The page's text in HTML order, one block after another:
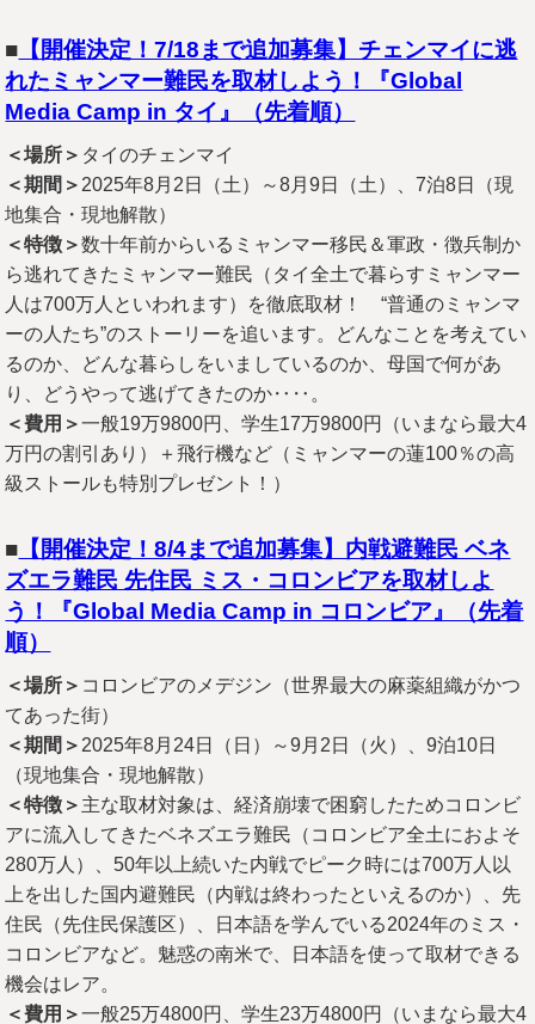
■ 【開催決定！7/18まで追加募集】チェンマイに逃
れたミャンマー難民を取材しよう！『Global
Media Camp in タイ』（先着順）
＜場所＞ タイのチェンマイ
＜期間＞ 2025年8月2日（土）～8月9日（土）、7泊8日（現
地集合・現地解散）
＜特徴＞数十年前からいるミャンマー移民＆軍政・徴兵制か
ら逃れてきたミャンマー難民（タイ全土で暮らすミャンマー
人は700万人といわれます）を徹底取材！ “普通のミャンマ
ーの人たち”のストーリーを追います。どんなことを考えてい
るのか、どんな暮らしをいましているのか、母国で何があ
り、どうやって逃げてきたのか‥‥。
＜費用＞一般19万9800円、学生17万9800円（いまなら最大4
万円の割引あり）＋飛行機など（ミャンマーの蓮100％の高
級ストールも特別プレゼント！）
■ 【開催決定！8/4まで追加募集】内戦避難民 ベネ
ズエラ難民 先住民 ミス・コロンビアを取材しよ
う！『Global Media Camp in コロンビア』（先着
順）
＜場所＞ コロンビアのメデジン（世界最大の麻薬組織がかつ
てあった街）
＜期間＞ 2025年8月24日（日）～9月2日（火）、9泊10日
（現地集合・現地解散）
＜特徴＞ 主な取材対象は、経済崩壊で困窮したためコロンビ
アに流入してきたベネズエラ難民（コロンビア全土におよそ
280万人）、50年以上続いた内戦でピーク時には700万人以
上を出した国内避難民（内戦は終わったといえるのか）、先
住民（先住民保護区）、日本語を学んでいる2024年のミス・
コロンビアなど。魅惑の南米で、日本語を使って取材できる
機会はレア。
＜費用＞一般25万4800円、学生23万4800円（いまなら最大4